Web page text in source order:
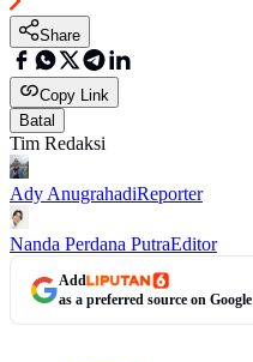
Share
Copy Link
Batal
Tim Redaksi
Ady AnugrahadiReporter
Nanda Perdana PutraEditor
Add
as a preferred source on Google